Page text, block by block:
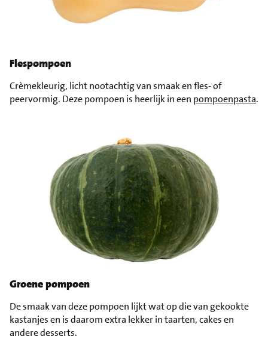
Flespompoen
Crèmekleurig, licht nootachtig van smaak en fles- of
peervormig. Deze pompoen is heerlijk in een pompoenpasta.
Groene pompoen
De smaak van deze pompoen lijkt wat op die van gekookte
kastanjes en is daarom extra lekker in taarten, cakes en
andere desserts.